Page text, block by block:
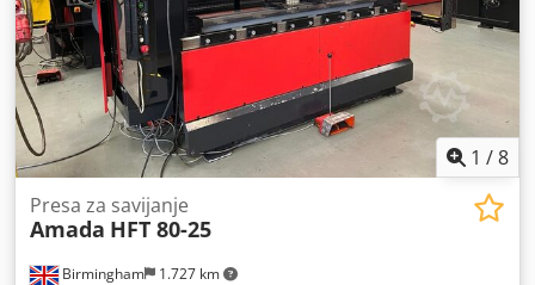
1 /8
Birmingham 1.727 km
Presa za savijanje
Amada HFT 80-25